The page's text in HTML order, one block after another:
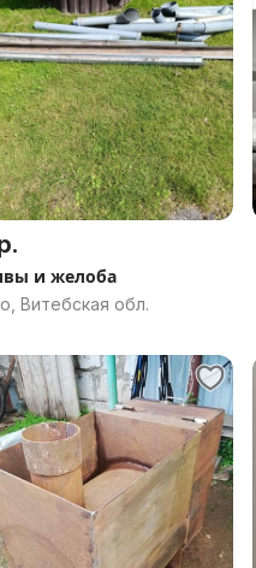
и желоба
Витебская обл.